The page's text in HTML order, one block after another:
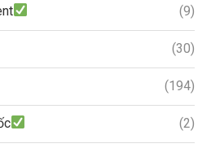
(9)
(30)
(194)
(2)